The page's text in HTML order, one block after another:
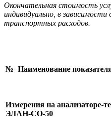
Окончательная стоимость
индивидуально, в
транспортных расходов.
№ Наименование
Измерения на анализаторе-
ЭЛАН-СО-50